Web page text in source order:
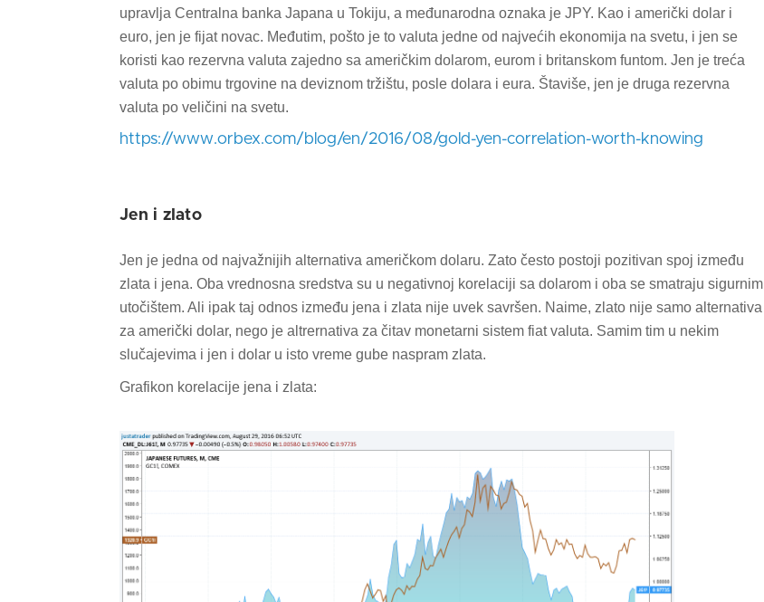
upravlja Centralna banka Japana u Tokiju, a međunarodna oznaka je JPY. Kao i američki dolar i
euro, jen je fijat novac. Međutim, pošto je to valuta jedne od najvećih ekonomija na svetu, i jen se
koristi kao rezervna valuta zajedno sa američkim dolarom, eurom i britanskom funtom. Jen je treća
valuta po obimu trgovine na deviznom tržištu, posle dolara i eura. Štaviše, jen je druga rezervna
valuta po veličini na svetu.
https://www.orbex.com/blog/en/2016/08/gold-yen-correlation-worth-knowing
Jen i zlato
Jen je jedna od najvažnijih alternativa američkom dolaru. Zato često postoji pozitivan spoj između
zlata i jena. Oba vrednosna sredstva su u negativnoj korelaciji sa dolarom i oba se smatraju sigurnim
utočištem. Ali ipak taj odnos između jena i zlata nije uvek savršen. Naime, zlato nije samo alternativa
za američki dolar, nego je altrernativa za čitav monetarni sistem fiat valuta. Samim tim u nekim
slučajevima i jen i dolar u isto vreme gube naspram zlata.
Grafikon korelacije jena i zlata: